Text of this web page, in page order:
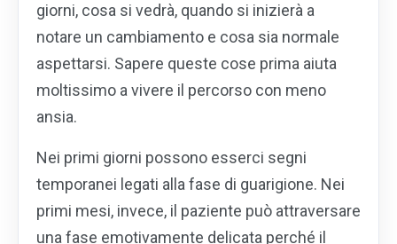
giorni, cosa si vedrà, quando si inizierà a
notare un cambiamento e cosa sia normale
aspettarsi. Sapere queste cose prima aiuta
moltissimo a vivere il percorso con meno
ansia.
Nei primi giorni possono esserci segni
temporanei legati alla fase di guarigione. Nei
primi mesi, invece, il paziente può attraversare
una fase emotivamente delicata perché il